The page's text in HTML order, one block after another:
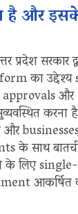
और
सरकार
का उद्देश्य
और
businesses
के साथ
के लिए